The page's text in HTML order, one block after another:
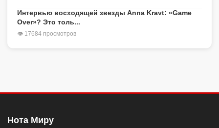
Интервью восходящей звезды Anna Kravt: «Game
Over»? Это толь...
👁 17684 просмотров
Нота Миру